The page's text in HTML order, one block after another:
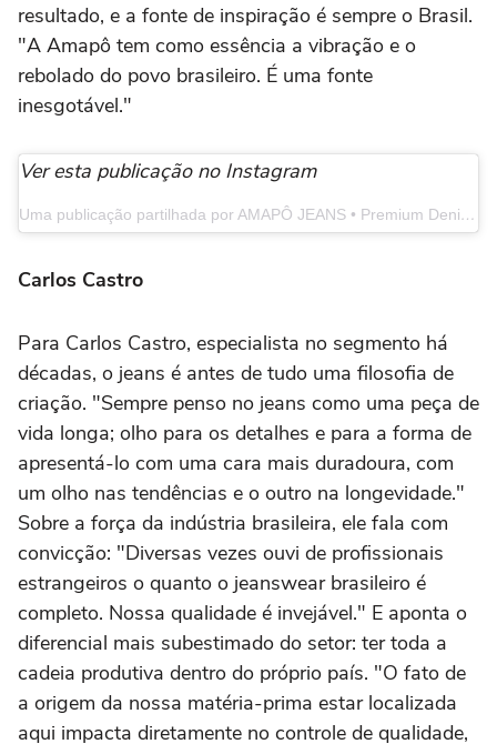
resultado, e a fonte de inspiração é sempre o Brasil.
"A Amapô tem como essência a vibração e o
rebolado do povo brasileiro. É uma fonte
inesgotável."
Ver esta publicação no Instagram
Uma publicação partilhada por AMAPÔ JEANS • Premium Denim (@amapojeans)
Carlos Castro
Para Carlos Castro, especialista no segmento há
décadas, o jeans é antes de tudo uma filosofia de
criação. "Sempre penso no jeans como uma peça de
vida longa; olho para os detalhes e para a forma de
apresentá-lo com uma cara mais duradoura, com
um olho nas tendências e o outro na longevidade."
Sobre a força da indústria brasileira, ele fala com
convicção: "Diversas vezes ouvi de profissionais
estrangeiros o quanto o jeanswear brasileiro é
completo. Nossa qualidade é invejável." E aponta o
diferencial mais subestimado do setor: ter toda a
cadeia produtiva dentro do próprio país. "O fato de
a origem da nossa matéria-prima estar localizada
aqui impacta diretamente no controle de qualidade,